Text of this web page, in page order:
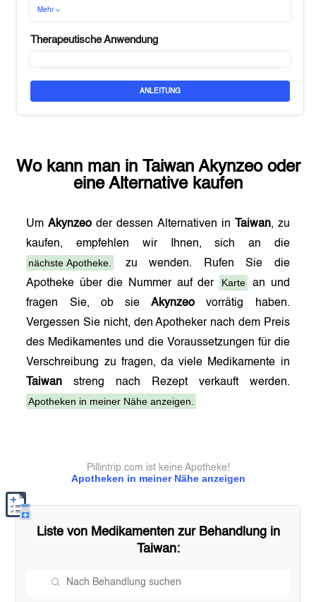
Mehr
Therapeutische Anwendung
ANLEITUNG
Wo kann man in Taiwan Akynzeooder
eine Alternative kaufen
UmAkynzeo der dessen Alternativen in Taiwan, zu
kaufen, empfehlen wir Ihnen, sich an die
nächste Apotheke.
zu wenden. Rufen Sie die
Apotheke über die Nummer auf der
Karte
an und
fragen Sie, ob sieAkynzeo vorrätig haben.
Vergessen Sie nicht, den Apotheker nach dem Preis
des Medikamentes und die Voraussetzungen für die
Verschreibung zu fragen, da viele Medikamente in
Taiwan streng nach Rezept verkauft werden.
Apotheken in meiner Nähe anzeigen.
Apotheken in meiner Nähe anzeigen
Pillintrip.com ist keine Apotheke!
Liste von Medikamenten zur Behandlung in
Taiwan: